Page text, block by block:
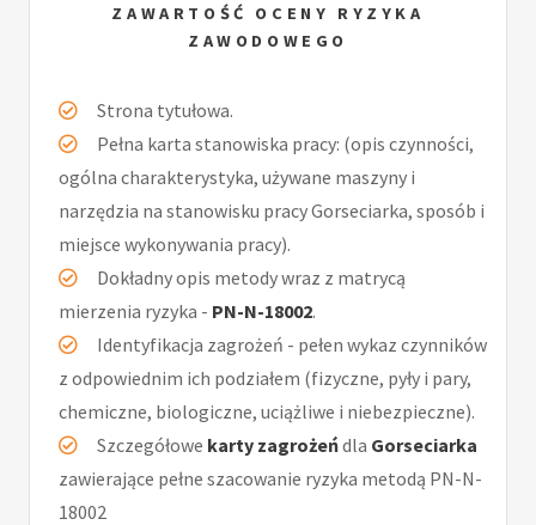
ZAWARTOŚĆ OCENY RYZYKA
ZAWODOWEGO
Strona tytułowa.
Pełna karta stanowiska pracy: (opis czynności,
ogólna charakterystyka, używane maszyny i
narzędzia na stanowisku pracy Gorseciarka, sposób i
miejsce wykonywania pracy).
Dokładny opis metody wraz z matrycą
mierzenia ryzyka - PN-N-18002.
Identyfikacja zagrożeń - pełen wykaz czynników
z odpowiednim ich podziałem (fizyczne, pyły i pary,
chemiczne, biologiczne, uciążliwe i niebezpieczne).
Szczegółowe karty zagrożeńdla Gorseciarka
zawierające pełne szacowanie ryzyka metodą PN-N-
18002